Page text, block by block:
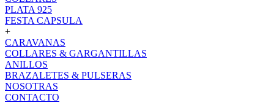
PLATA 925
FESTA CAPSULA
+
CARAVANAS
COLLARES & GARGANTILLAS
ANILLOS
BRAZALETES & PULSERAS
NOSOTRAS
CONTACTO